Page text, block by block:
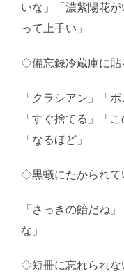
いな」「濃紫陽花
って上手い」
◇備忘録冷蔵庫に
「クラシアン」「
「すぐ捨てる」「
「なるほど」
◇黒蟻にたかられ
「さっきの飴だね
な」
◇短冊に忘れられな